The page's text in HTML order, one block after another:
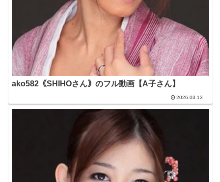
ako582｟SHIHOさん｠のフル動画【A子さん】
2026.03.13